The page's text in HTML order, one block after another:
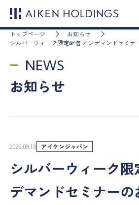
トップページ
お知らせ
シルバーウィーク限定配信 オンデマンドセミナ
NEWS
お知らせ
2025.09.18 アイケンジャパン
シルバーウィーク限
デマンドセミナーの